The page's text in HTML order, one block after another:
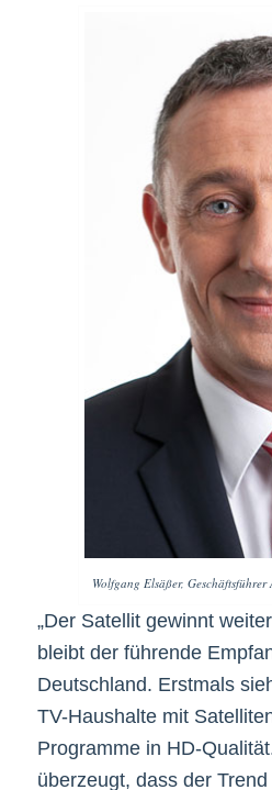
Wolfgang Elsäßer,
„Der Satellit gewinnt
bleibt der führende
Deutschland. Erstmals
TV-Haushalte mit
Programme in HD-
überzeugt, dass der